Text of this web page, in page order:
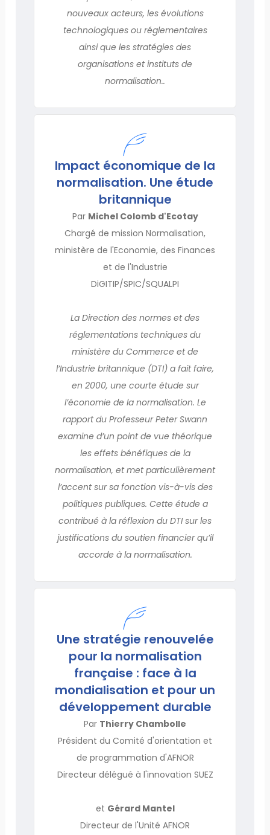
nouveaux acteurs, les évolutions
technologiques ou réglementaires
ainsi que les stratégies des
organisations et instituts de
normalisation..
Impact économique de la
normalisation. Une étude
britannique
Par Michel Colomb d'Ecotay
Chargé de mission Normalisation,
ministère de l'Economie, des Finances
et de l'Industrie
DiGITIP/SPIC/SQUALPI
La Direction des normes et des
réglementations techniques du
ministère du Commerce et de
l’Industrie britannique (DTI) a fait faire,
en 2000, une courte étude sur
l’économie de la normalisation. Le
rapport du Professeur Peter Swann
examine d’un point de vue théorique
les effets bénéfiques de la
normalisation, et met particulièrement
l’accent sur sa fonction vis-à-vis des
politiques publiques. Cette étude a
contribué à la réflexion du DTI sur les
justifications du soutien financier qu’il
accorde à la normalisation.
Une stratégie renouvelée
pour la normalisation
française : face à la
mondialisation et pour un
développement durable
Par Thierry Chambolle
Président du Comité d'orientation et
de programmation d'AFNOR
Directeur délégué à l'innovation SUEZ
et Gérard Mantel
Directeur de l'Unité AFNOR